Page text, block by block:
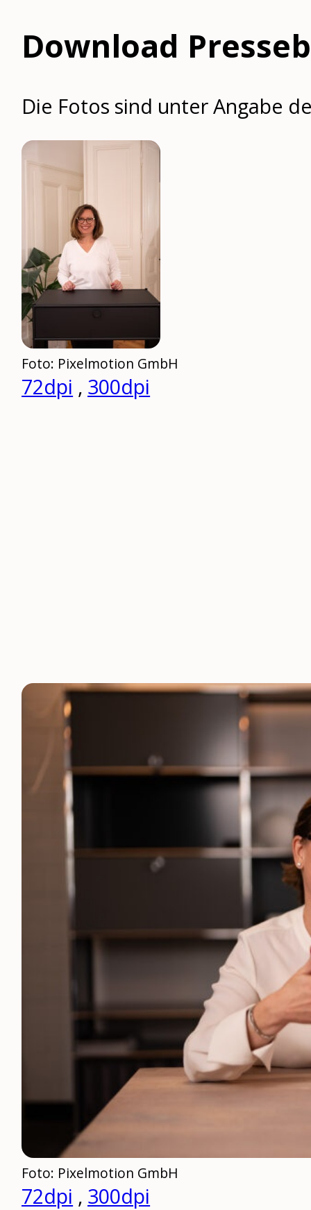
Download
Die Fotos sind unter Angabe
Foto: Pixelmotion GmbH
72dpi , 300dpi
Foto: Pixelmotion GmbH
72dpi , 300dpi